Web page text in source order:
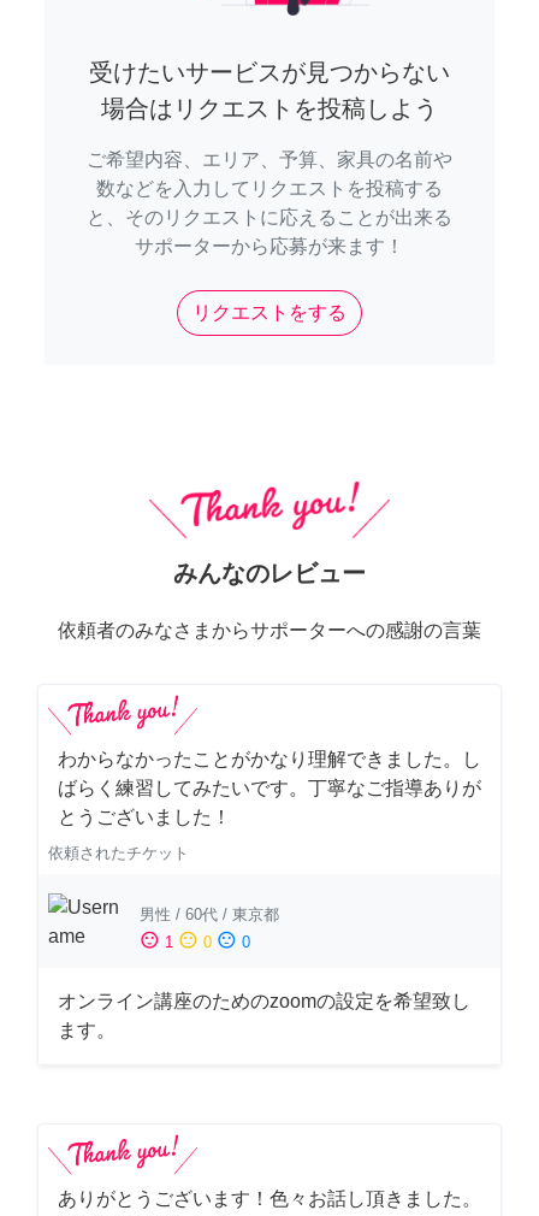
受けたいサービスが見つからない
場合はリクエストを投稿しよう
ご希望内容、エリア、予算、家具の名前や
数などを入力してリクエストを投稿する
と、そのリクエストに応えることが出来る
サポーターから応募が来ます！
リクエストをする
みんなのレビュー
依頼者のみなさまからサポーターへの感謝の言葉
わからなかったことがかなり理解できました。し
ばらく練習してみたいです。丁寧なご指導ありが
とうございました！
依頼されたチケット
男性 / 60代 / 東京都
sentiment_satisfied 1 sentiment_neutral 0 sentiment_dissatisfied 0
オンライン講座のためのzoomの設定を希望致し
ます。
ありがとうございます！色々お話し頂きました。